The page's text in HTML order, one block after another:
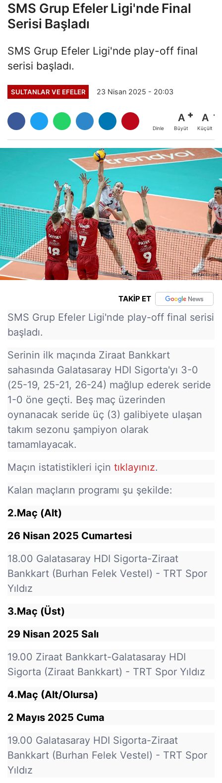
SMS Grup Efeler Ligi'nde Final
Serisi Başladı
SMS Grup Efeler Ligi'nde play-off final
serisi başladı.
SULTANLAR VE EFELER 23 Nisan 2025 - 20:03
Dinle
A
Büyüt
A
Küçült
TAKİP ET
SMS Grup Efeler Ligi'nde play-off final serisi
başladı.
Serinin ilk maçında Ziraat Bankkart
sahasında Galatasaray HDI Sigorta'yı 3-0
(25-19, 25-21, 26-24) mağlup ederek seride
1-0 öne geçti. Beş maç üzerinden
oynanacak seride üç (3) galibiyete ulaşan
takım sezonu şampiyon olarak
tamamlayacak.
Maçın istatistikleri için tıklayınız.
Kalan maçların programı şu şekilde:
2.Maç (Alt)
26 Nisan 2025 Cumartesi
18.00 Galatasaray HDI Sigorta-Ziraat
Bankkart (Burhan Felek Vestel) - TRT Spor
Yıldız
3.Maç (Üst)
29 Nisan 2025 Salı
19.00 Ziraat Bankkart-Galatasaray HDI
Sigorta (Ziraat Bankkart) - TRT Spor Yıldız
4.Maç (Alt/Olursa)
2 Mayıs 2025 Cuma
19.00 Galatasaray HDI Sigorta-Ziraat
Bankkart (Burhan Felek Vestel) - TRT Spor
Yıldız